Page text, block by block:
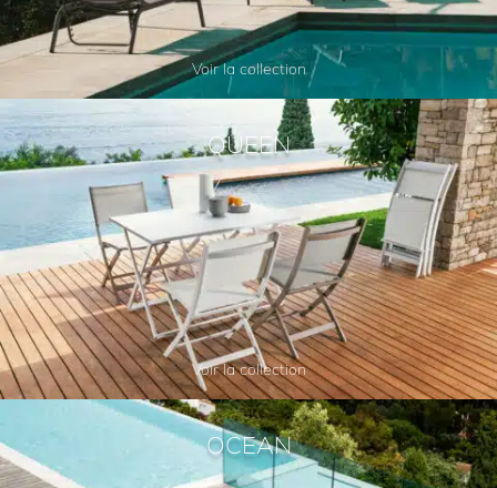
Voir la collection
QUEEN
Voir la collection
OCEAN